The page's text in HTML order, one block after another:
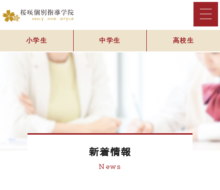
小学生 中学生 高校生
新着情報
News